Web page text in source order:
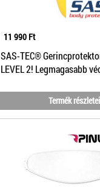
11 990 Ft
SAS-TEC®
LEVEL 2! Legmagasabb
Termék részletei